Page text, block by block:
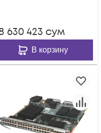
630 423 сум
В корзину